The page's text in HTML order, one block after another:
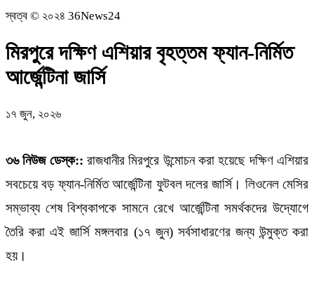
স্বত্ব © ২০২৪ 36News24
মিরপুরে দক্ষিণ এশিয়ার বৃহত্তম ফ্যান-নির্মিত
আর্জেন্টিনা জার্সি
১৭ জুন, ২০২৬
৩৬ নিউজ ডেস্ক:: রাজধানীর মিরপুরে উন্মোচন করা হয়েছে দক্ষিণ এশিয়ার
সবচেয়ে বড় ফ্যান-নির্মিত আর্জেন্টিনা ফুটবল দলের জার্সি। লিওনেল মেসির
সম্ভাব্য শেষ বিশ্বকাপকে সামনে রেখে আর্জেন্টিনা সমর্থকদের উদ্যোগে
তৈরি করা এই জার্সি মঙ্গলবার (১৭ জুন) সর্বসাধারণের জন্য উন্মুক্ত করা
হয়।